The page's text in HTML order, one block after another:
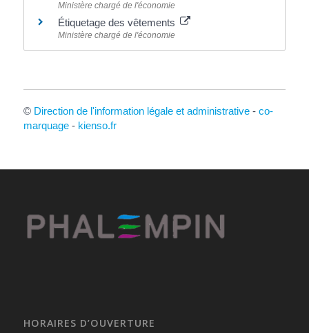
Ministère chargé de l'économie
Étiquetage des vêtements
Ministère chargé de l'économie
© Direction de l'information légale et administrative- co-
marquage- kienso.fr
HORAIRES D’OUVERTURE